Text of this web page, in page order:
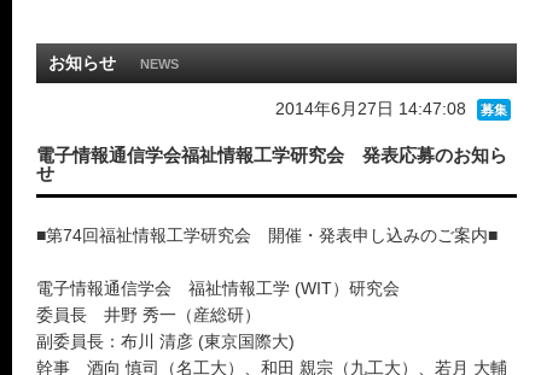
お知らせ NEWS
2014年6月27日 14:47:08 募集
電子情報通信学会福祉情報工学研究会 発表応募のお知ら
せ
■第74回福祉情報工学研究会 開催・発表申し込みのご案内■
電子情報通信学会 福祉情報工学 (WIT）研究会
委員長 井野 秀一（産総研）
副委員長：布川 清彦 (東京国際大)
幹事 酒向 慎司（名工大）、和田 親宗（九工大）、若月 大輔